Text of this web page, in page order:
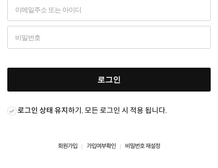
로그인
로그인 상태 유지하기. 모든 로그인 시 적용 됩니다.
회원가입 가입여부확인 비밀번호 재설정